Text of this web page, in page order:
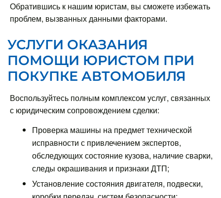
Обратившись к нашим юристам, вы сможете избежать
проблем, вызванных данными факторами.
УСЛУГИ ОКАЗАНИЯ
ПОМОЩИ ЮРИСТОМ ПРИ
ПОКУПКЕ АВТОМОБИЛЯ
Воспользуйтесь полным комплексом услуг, связанных
с юридическим сопровождением сделки:
Проверка машины на предмет технической
исправности с привлечением экспертов,
обследующих состояние кузова, наличие сварки,
следы окрашивания и признаки ДТП;
Установление состояния двигателя, подвески,